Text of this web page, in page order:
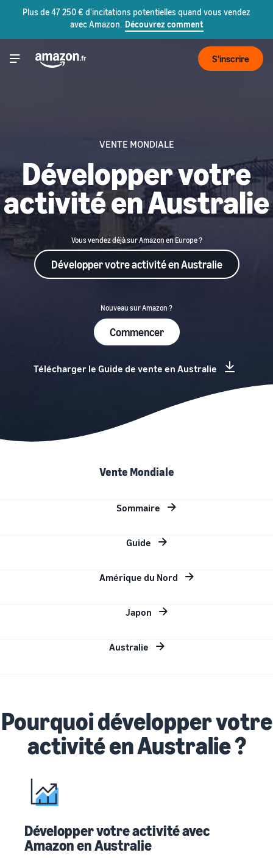
Plus de 47 250 € d'incitations potentielles quand vous vendez
avec Amazon. Découvrez comment
S'inscrire
VENTE MONDIALE
Développer votre
activité en Australie
Vous vendez déjà sur Amazon en Europe ?
Développer votre activité en Australie
Nouveau sur Amazon ?
Commencer
Télécharger le Guide de vente en Australie
Vente Mondiale
Sommaire
Guide
Amérique du Nord
Japon
Australie
Pourquoi développer votre
activité en Australie ?
Développer votre activité avec
Amazon en Australie